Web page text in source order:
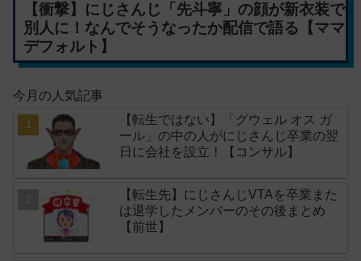
【衝撃】にじさんじ「先斗寧」の顔が新衣装で
別人に！なんでそうなったか配信で語る【ママ
デフォルト】
今月の人気記事
【転生ではない】「グウェル オス ガ
ール」の中の人がにじさんじ卒業の翌
日に会社を設立！【コンサル】
【転生先】にじさんじVTAを卒業また
は退学したメンバーのその後まとめ
【前世】